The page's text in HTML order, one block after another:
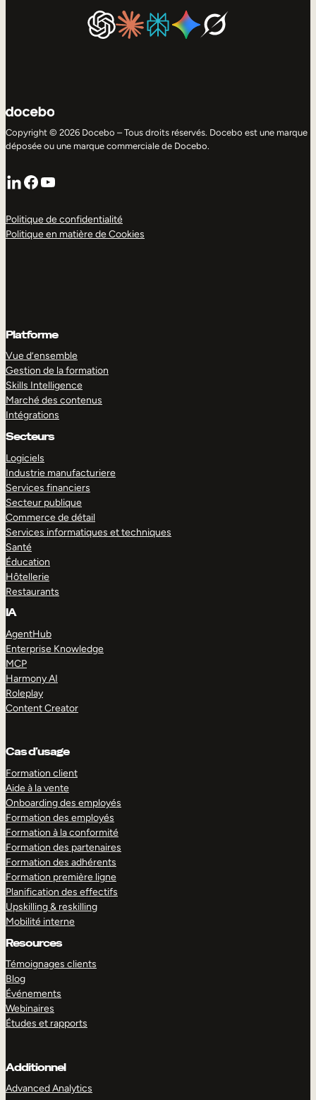
Copyright © 2026 Docebo – Tous droits réservés. Docebo est une marque
déposée ou une marque commerciale de Docebo.
LinkedIn
Facebook
YouTube
Politique de confidentialité
Politique en matière de Cookies
Platforme
Vue d’ensemble
Gestion de la formation
Skills Intelligence
Marché des contenus
Intégrations
Secteurs
Logiciels
Industrie manufacturiere
Services financiers
Secteur publique
Commerce de détail
Services informatiques et techniques
Santé
Éducation
Hôtellerie
Restaurants
IA
AgentHub
Enterprise Knowledge
MCP
Harmony AI
Roleplay
Content Creator
Cas d’usage
Formation client
Aide à la vente
Onboarding des employés
Formation des employés
Formation à la conformité
Formation des partenaires
Formation des adhérents
Formation première ligne
Planification des effectifs
Upskilling & reskilling
Mobilité interne
Resources
Témoignages clients
Blog
Événements
Webinaires
Études et rapports
Additionnel
Advanced Analytics